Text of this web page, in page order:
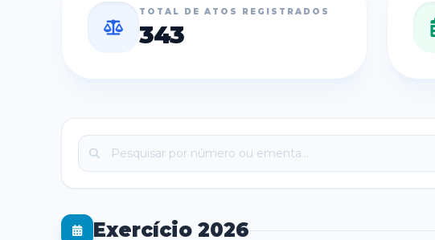
TOTAL DE ATOS REGISTRADOS
343
Exercício 2026